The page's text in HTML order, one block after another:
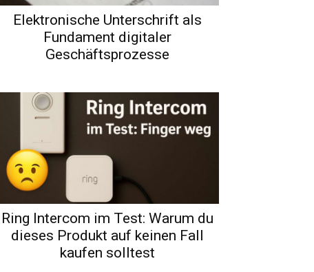
Elektronische Unterschrift als
Fundament digitaler
Geschäftsprozesse
Ring Intercom im Test: Warum du
dieses Produkt auf keinen Fall
kaufen solltest